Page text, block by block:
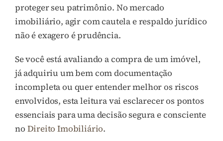
proteger seu patrimônio. No mercado
imobiliário, agir com cautela e respaldo jurídico
não é exagero é prudência.
Se você está avaliando a compra de um imóvel,
já adquiriu um bem com documentação
incompleta ou quer entender melhor os riscos
envolvidos, esta leitura vai esclarecer os pontos
essenciais para uma decisão segura e consciente
no Direito Imobiliário.